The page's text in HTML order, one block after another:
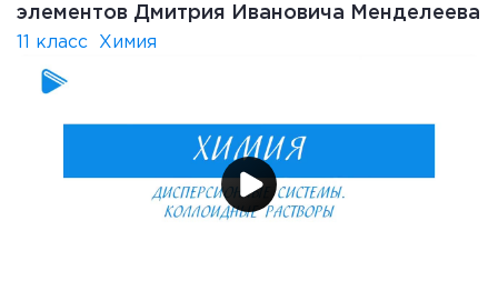
элементов Дмитрия Ивановича Менделеева
11 класс Химия